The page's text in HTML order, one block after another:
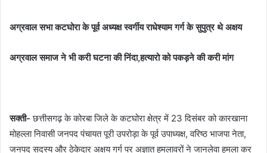
अग्रवाल सभा कटघोरा के पूर्व अध्यक्ष स्वर्गीय राधेश्याम गर्ग के सुपुत्र थे अक्षय
अग्रवाल समाज ने भी करी घटना की निंदा,हत्यारो को पकड़ने की करी मांग
​सक्ती-छत्तीसगढ़ के कोरबा जिले के कटघोरा क्षेत्र में 23 दिसंबर को कारखाना
मोहल्ला निवासी जनपद पंचायत पूरी उपरोड़ा के पूर्व उपाध्यक्ष, वरिष्ठ भाजपा नेता,
जनपद सदस्य और ठेकेदार अक्षय गर्ग पर अज्ञात हमलावरों ने जानलेवा हमला कर